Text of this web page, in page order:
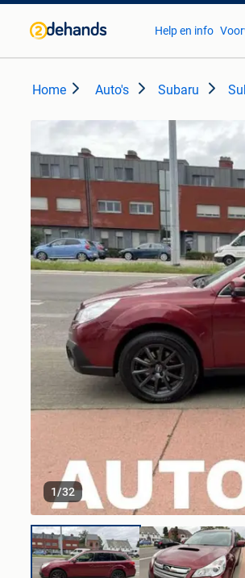
Help en info
Home Auto's Subaru
1/32